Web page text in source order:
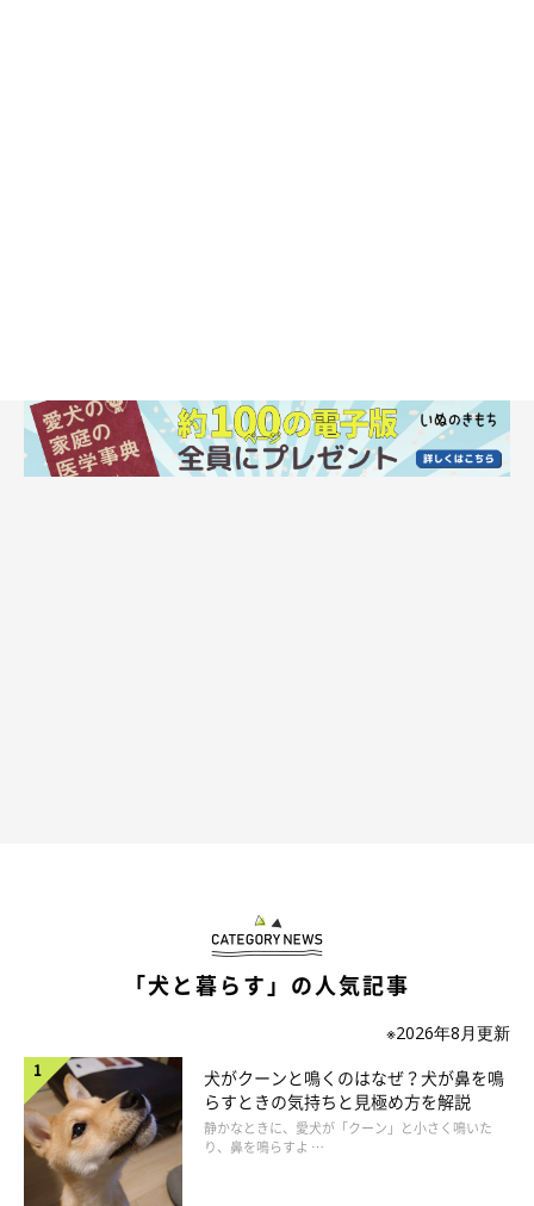
ドッグトレーナーの先生が犬との清掃活動をレクチャー
まずドッグトレーナーの遠藤ゆかり先生から、愛犬とのお散歩時
のごみ拾いにおいて注意点についてアドバイスがありました。
（ゆるみはもたせるが少しひっぱったら地面に届かない距離）を
キープ
●ゴミを拾う時は、犬に「マテ」をさせてゴミから注意を逸らす
→ゴミ拾い→おやつをあげ、マテができるとご褒美がもらえると
教えると誤飲予防に
「犬と暮らす」の人気記事
※2026年8月更新
犬がクーンと鳴くのはなぜ？犬が鼻を鳴
らすときの気持ちと見極め方を解説
静かなときに、愛犬が「クーン」と小さく鳴いた
り、鼻を鳴らすよ …